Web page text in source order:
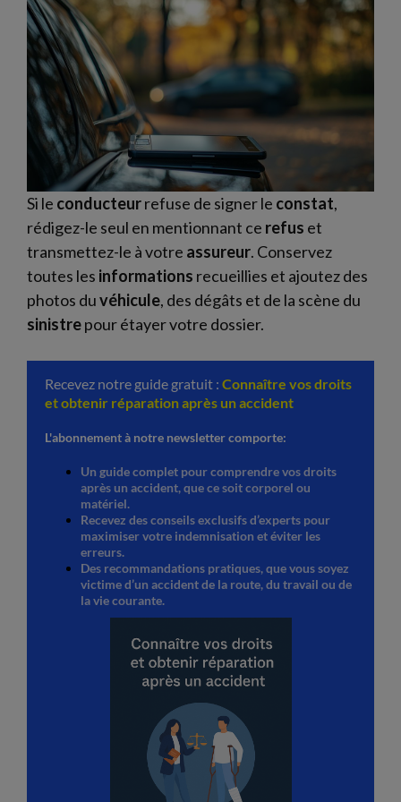
Si le conducteurrefuse de signer le constat,
rédigez-le seul en mentionnant ce refus et
transmettez-le à votre assureur. Conservez
toutes les informations recueillies et ajoutez des
photos duvéhicule, des dégâts et de la scène du
sinistrepour étayer votre dossier.